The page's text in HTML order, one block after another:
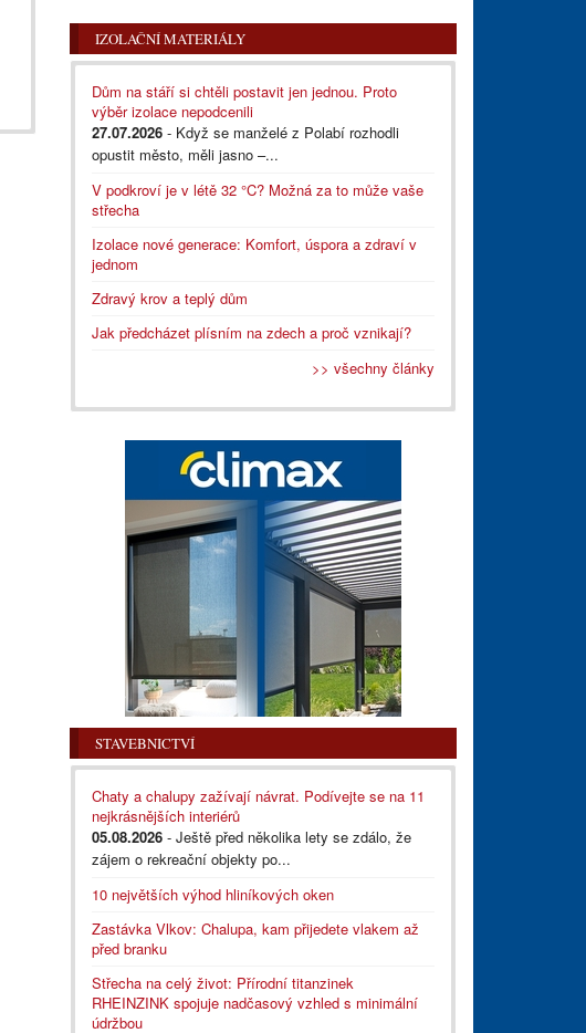
IZOLAČNÍ MATERIÁLY
Dům na stáří si chtěli postavit jen jednou. Proto
výběr izolace nepodcenili
27.07.2026 - Když se manželé z Polabí rozhodli
opustit město, měli jasno –...
V podkroví je v létě 32 °C? Možná za to může vaše
střecha
Izolace nové generace: Komfort, úspora a zdraví v
jednom
Zdravý krov a teplý dům
Jak předcházet plísním na zdech a proč vznikají?
>> všechny články
STAVEBNICTVÍ
Chaty a chalupy zažívají návrat. Podívejte se na 11
nejkrásnějších interiérů
05.08.2026 - Ještě před několika lety se zdálo, že
zájem o rekreační objekty po...
10 největších výhod hliníkových oken
Zastávka Vlkov: Chalupa, kam přijedete vlakem až
před branku
Střecha na celý život: Přírodní titanzinek
RHEINZINK spojuje nadčasový vzhled s minimální
údržbou